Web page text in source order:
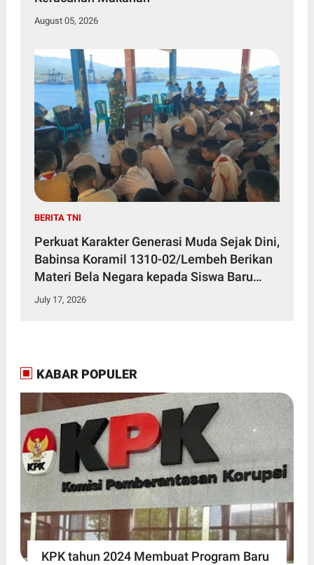
August 05, 2026
BERITA TNI
Perkuat Karakter Generasi Muda Sejak Dini,
Babinsa Koramil 1310-02/Lembeh Berikan
Materi Bela Negara kepada Siswa Baru
SMKN 3 Bitung dalam Kegiatan MPLS
July 17, 2026
KABAR POPULER
KPK tahun 2024 Membuat Program Baru